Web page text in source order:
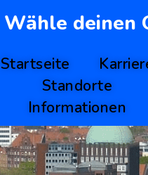
Wähle deinen
Startseite
Standorte
Informationen